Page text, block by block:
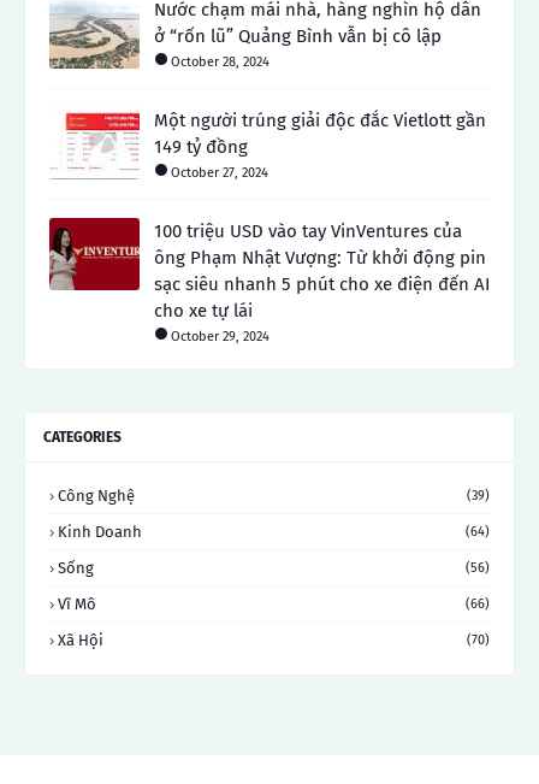
Nước chạm mái nhà, hàng nghìn hộ dân
ở “rốn lũ” Quảng Bình vẫn bị cô lập
October 28, 2024
Một người trúng giải độc đắc Vietlott gần
149 tỷ đồng
October 27, 2024
100 triệu USD vào tay VinVentures của
ông Phạm Nhật Vượng: Từ khởi động pin
sạc siêu nhanh 5 phút cho xe điện đến AI
cho xe tự lái
October 29, 2024
CATEGORIES
Công Nghệ (39)
Kinh Doanh (64)
Sống (56)
Vĩ Mô (66)
Xã Hội (70)